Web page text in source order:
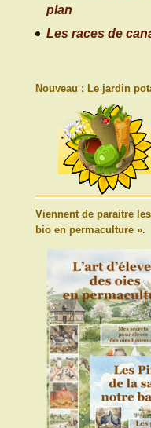
plan
Les races de
Nouveau : Le jardin
Viennent de paraitre
bio en permaculture ».